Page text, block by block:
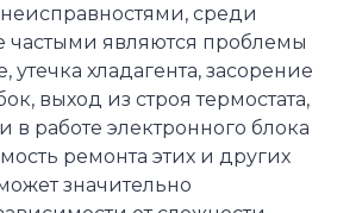
среди
частыми являются проблемы
утечка хладагента, засорение
выход из строя термостата,
в работе электронного блока
ремонта этих и других
значительно